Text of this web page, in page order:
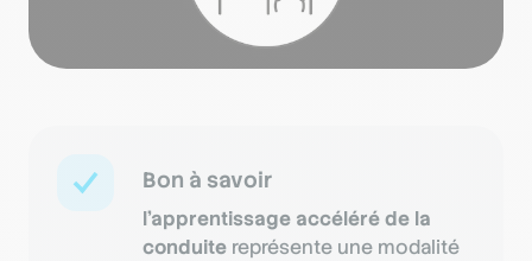
Bon à savoir
l’apprentissage accéléré de la
conduite représente une modalité